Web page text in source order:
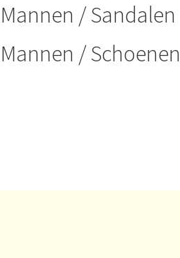
Mannen / Sandalen
Mannen / Schoenen